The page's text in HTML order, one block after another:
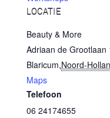
LOCATIE
Beauty & More
Adriaan de Grootlaan
Blaricum,Noord-
Maps
Telefoon
06 24174655